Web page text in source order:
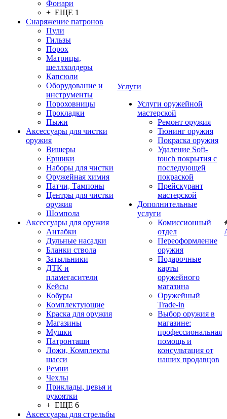
Фонари
+ ЕЩЕ 1
Снаряжение патронов
Пули
Гильзы
Порох
Матрицы,
шеллхолдеры
Капсюли
Оборудование и
инструменты
Пороховницы
Прокладки
Пыжи
Аксессуары для чистки
оружия
Вишеры
Ёршики
Наборы для чистки
Оружейная химия
Патчи, Тампоны
Центры для чистки
оружия
Шомпола
Аксессуары для оружия
Антабки
Дульные насадки
Бланки ствола
Затыльники
ДТК и
пламегасители
Кейсы
Кобуры
Комплектующие
Краска для оружия
Магазины
Мушки
Патронташи
Ложи, Комплекты
шасси
Ремни
Чехлы
Приклады, цевья и
рукоятки
+ ЕЩЕ 6
Аксессуары для стрельбы
Услуги
Услуги оружейной
мастерской
Ремонт оружия
Тюнинг оружия
Покраска оружия
Удаление Soft-
touch покрытия с
последующей
покраской
Прейскурант
мастерской
Дополнительные
услуги
Комиссионный
отдел
Переоформление
оружия
Подарочные
карты
оружейного
магазина
Оружейный
Trade-in
Выбор оружия в
магазине:
профессиональная
помощь и
консультация от
наших продавцов